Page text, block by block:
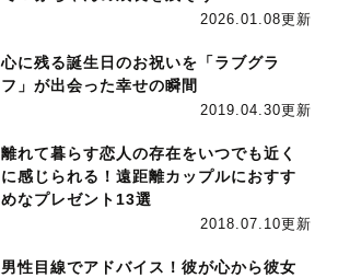
2026.01.08更新
心に残る誕生日のお祝いを「ラブグラ
フ」が出会った幸せの瞬間
2019.04.30更新
離れて暮らす恋人の存在をいつでも近く
に感じられる！遠距離カップルにおすす
めなプレゼント13選
2018.07.10更新
男性目線でアドバイス！彼が心から彼女